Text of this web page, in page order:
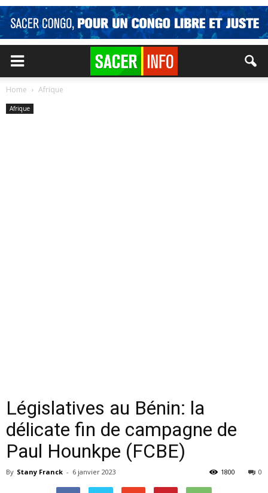
Home Afrique
Afrique
Législatives au Bénin: la
délicate fin de campagne de
Paul Hounkpe (FCBE)
By Stany Franck - 6 janvier 2023 0
1800